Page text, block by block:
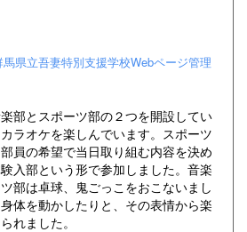
馬県立吾妻特別支援学校Webページ管理
部とスポーツ部の２つを開設してい
ラオケを楽しんでいます。スポーツ
員の希望で当日取り組む内容を決め
入部という形で参加しました。音楽
部は卓球、鬼ごっこをおこないまし
体を動かしたりと、その表情から楽
れました。